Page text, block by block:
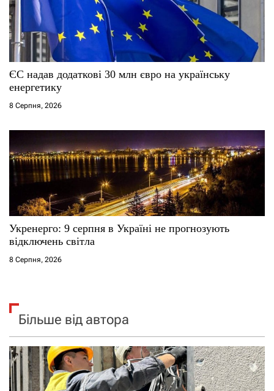
ЄС надав додаткові 30 млн євро на українську
енергетику
8 Серпня, 2026
Укренерго: 9 серпня в Україні не прогнозують
відключень світла
8 Серпня, 2026
Більше від автора